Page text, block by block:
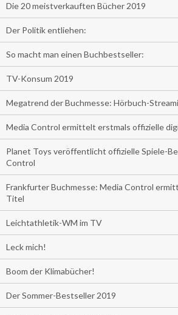
Die 20 meistverkauften Bücher 2019
Der Politik entliehen:
So macht man einen Buchbestseller:
TV-Konsum 2019
Megatrend der Buchmesse: Hörbuch-
Media Control ermittelt erstmals offizielle
Planet Toys veröffentlicht offizielle Spiele-
Control
Frankfurter Buchmesse: Media Control
Titel
Leichtathletik-WM im TV
Leck mich!
Boom der Klimabücher!
Der Sommer-Bestseller 2019